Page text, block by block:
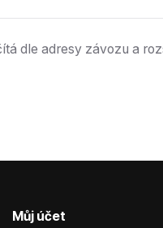
dle adresy závozu a
Můj účet